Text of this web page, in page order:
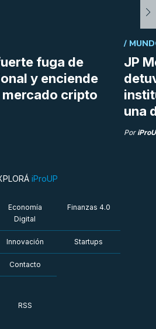
fuga de
y enciende
cripto
JP
una
/
Por
iProUP
Economía
Digital
Finanzas 4.0
Innovación Startups
Contacto
RSS